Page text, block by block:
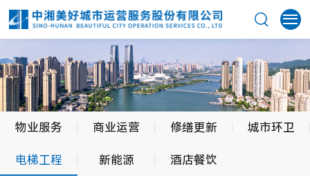
物业服务 商业运营 修缮更新 城市环卫
电梯工程 新能源 酒店餐饮